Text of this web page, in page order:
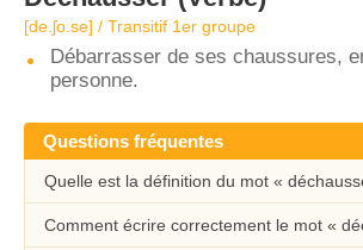
[de.ʃo.se] / Transitif 1er groupe
Débarrasser de ses chaussures,
personne.
Questions fréquentes
Quelle est la définition du mot «
Comment écrire correctement le mot «